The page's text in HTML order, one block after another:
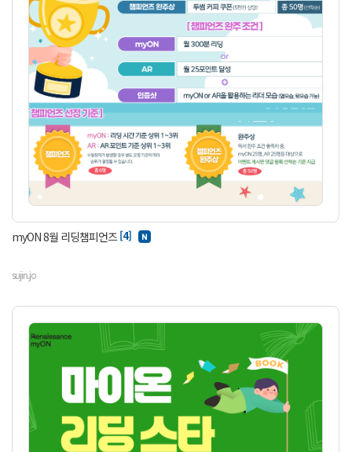
myON 8월 리딩챔피언즈 [4]
sujin.jo